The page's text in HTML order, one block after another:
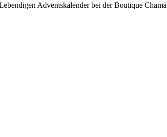
Adventskalender bei der Boutique